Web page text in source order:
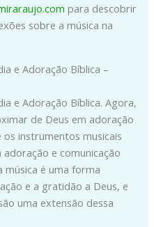
para descobrir
sobre a música na
e Adoração Bíblica –
e Adoração Bíblica. Agora,
de Deus em adoração
os instrumentos musicais
e comunicação
música é uma forma
e a gratidão a Deus, e
uma extensão dessa